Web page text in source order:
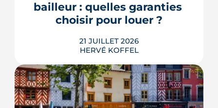
sans que la liste ni le calendrier s...
LIRE L'ARTICLE
bailleur : quelles garanties
choisir pour louer ?
21 JUILLET 2026
HERVÉ KOFFEL